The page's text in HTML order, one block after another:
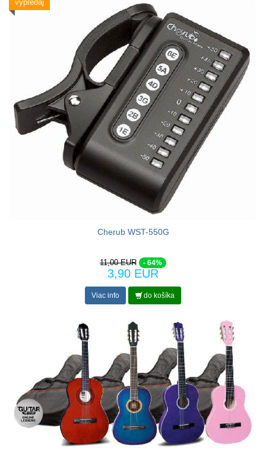
výpredaj
Cherub WST-550G
11,00 EUR - 64%
3,90 EUR
Viac info do košíka